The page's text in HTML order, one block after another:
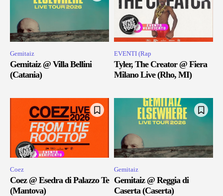
Gemitaiz
Gemitaiz @ Villa Bellini
(Catania)
EVENTI (Rap
Tyler, The Creator @ Fiera
Milano Live (Rho, MI)
Coez
Coez @ Esedra di Palazzo Te
(Mantova)
Gemitaiz
Gemitaiz @ Reggia di
Caserta (Caserta)